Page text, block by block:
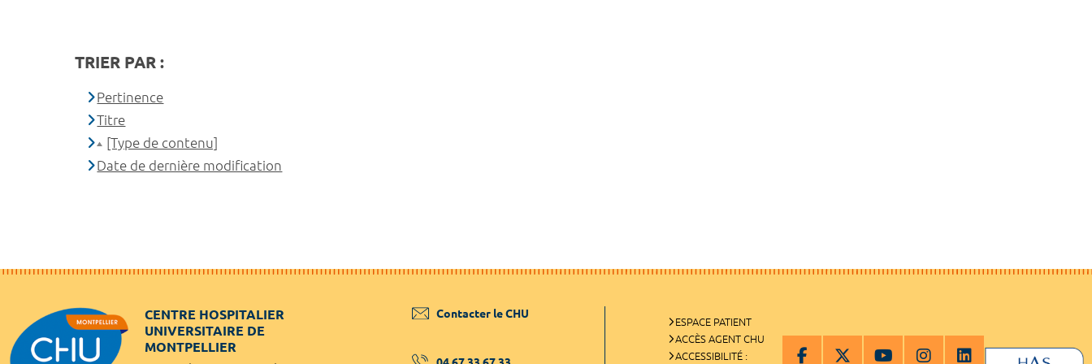
TRIER PAR :
Pertinence
Titre
[Type de contenu]
Date de dernière modification
CENTRE HOSPITALIER
UNIVERSITAIRE DE
MONTPELLIER
Contacter le CHU
ESPACE PATIENT
ACCÈS AGENT CHU
ACCESSIBILITÉ :